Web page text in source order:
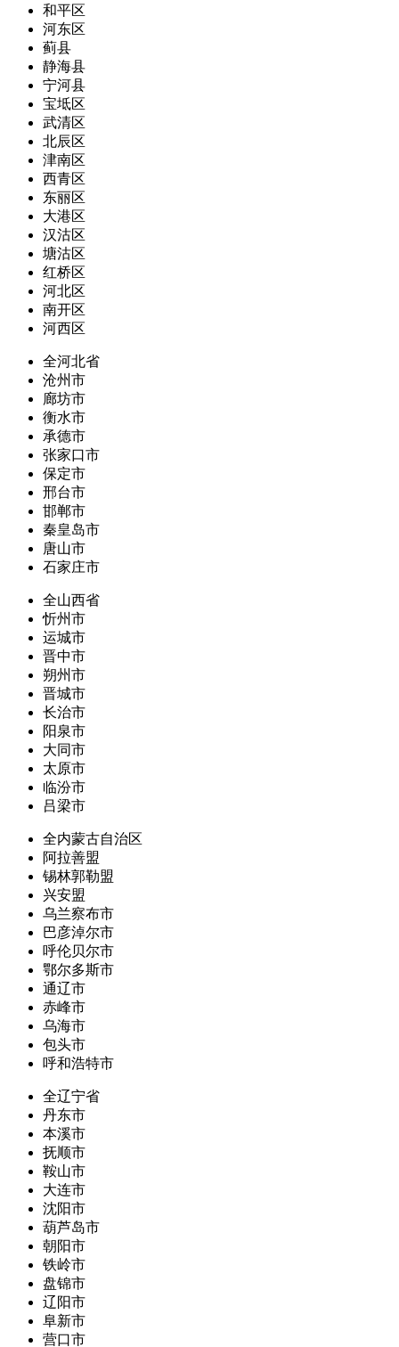
和平区
河东区
蓟县
静海县
宁河县
宝坻区
武清区
北辰区
津南区
西青区
东丽区
大港区
汉沽区
塘沽区
红桥区
河北区
南开区
河西区
全河北省
沧州市
廊坊市
衡水市
承德市
张家口市
保定市
邢台市
邯郸市
秦皇岛市
唐山市
石家庄市
全山西省
忻州市
运城市
晋中市
朔州市
晋城市
长治市
阳泉市
大同市
太原市
临汾市
吕梁市
全内蒙古自治区
阿拉善盟
锡林郭勒盟
兴安盟
乌兰察布市
巴彦淖尔市
呼伦贝尔市
鄂尔多斯市
通辽市
赤峰市
乌海市
包头市
呼和浩特市
全辽宁省
丹东市
本溪市
抚顺市
鞍山市
大连市
沈阳市
葫芦岛市
朝阳市
铁岭市
盘锦市
辽阳市
阜新市
营口市